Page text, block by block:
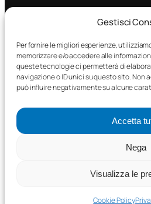
Gestisci
Per fornire le migliori esperienze,
memorizzare e/o accedere alle
queste tecnologie ci permetterà di
navigazione o ID unici su questo sito. Non
può influire negativamente su alcune
Accetta
Nega
Visualizza le
Cookie Policy
CONTATTO RAPIDO
©2025 MTC Automotive s.r.l. .